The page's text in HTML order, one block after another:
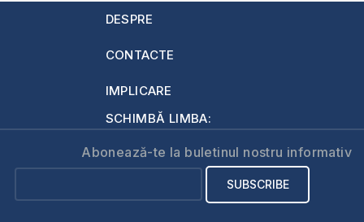
DESPRE
CONTACTE
IMPLICARE
SCHIMBĂ LIMBA:
Abonează-te la buletinul nostru informativ